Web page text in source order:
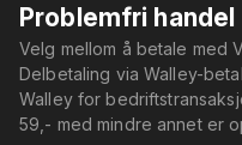
Problemfri handel
Velg mellom å betale med
Delbetaling via Walley-
Walley for
59,- med mindre annet er